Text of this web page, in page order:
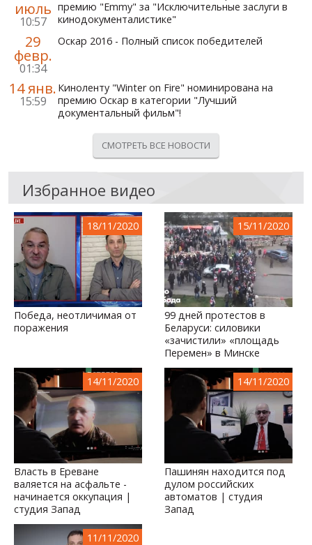
июль
10:57
премию "Emmy" за "Исключительные заслуги в
кинодокументалистике"
29
февр.
01:34
Оскар 2016 - Полный список победителей
14 янв.
15:59
Киноленту "Winter on Fire" номинирована на
премию Оскар в категории "Лучший
документальный фильм"!
СМОТРЕТЬ ВСЕ НОВОСТИ
Избранное видео
18/11/2020
Победа, неотличимая от
поражения
15/11/2020
99 дней протестов в
Беларуси: силовики
«зачистили» «площадь
Перемен» в Минске
14/11/2020
Власть в Ереване
валяется на асфальте -
начинается оккупация |
студия Запад
14/11/2020
Пашинян находится под
дулом российских
автоматов | студия
Запад
11/11/2020